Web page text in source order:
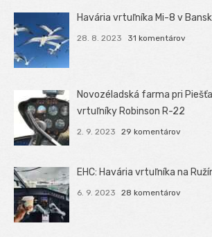
Havária vrtuľníka Mi-8 v
28. 8. 2023 31 komentárov
Novozéladská farma pri
vrtuľníky Robinson R-22
2. 9. 2023 29 komentárov
EHC: Havária vrtuľníka na
6. 9. 2023 28 komentárov